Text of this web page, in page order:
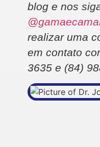
blog e nos
realizar uma
em contato
3635 e (84)